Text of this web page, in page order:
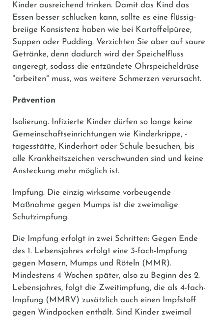
Kinder ausreichend trinken. Damit das Kind das
Essen besser schlucken kann, sollte es eine flüssig-
breiige Konsistenz haben wie bei Kartoffelpüree,
Suppen oder Pudding. Verzichten Sie aber auf saure
Getränke, denn dadurch wird der Speichelfluss
angeregt, sodass die entzündete Ohrspeicheldrüse
"arbeiten" muss, was weitere Schmerzen verursacht.
Prävention
Isolierung. Infizierte Kinder dürfen so lange keine
Gemeinschaftseinrichtungen wie Kinderkrippe, -
tagesstätte, Kinderhort oder Schule besuchen, bis
alle Krankheitszeichen verschwunden sind und keine
Ansteckung mehr möglich ist.
Impfung. Die einzig wirksame vorbeugende
Maßnahme gegen Mumps ist die zweimalige
Schutzimpfung.
Die Impfung erfolgt in zwei Schritten: Gegen Ende
des 1. Lebensjahres erfolgt eine 3-fach-Impfung
gegen Masern, Mumps und Röteln (MMR).
Mindestens 4 Wochen später, also zu Beginn des 2.
Lebensjahres, folgt die Zweitimpfung, die als 4-fach-
Impfung (MMRV) zusätzlich auch einen Impfstoff
gegen Windpocken enthält. Sind Kinder zweimal